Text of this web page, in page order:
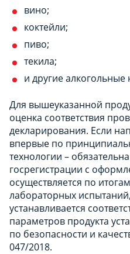
вино;
коктейли;
пиво;
текила;
и другие алкогольные
Для вышеуказанной
оценка соответствия
декларирования. Если
впервые по
технологии –
госрегистрации с
осуществляется по
лабораторных
устанавливается
параметров продукта
по безопасности и
047/2018.